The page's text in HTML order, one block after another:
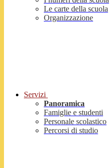
Le carte della scuola
Organizzazione
Servizi
Panoramica
Famiglie e studenti
Personale scolastico
Percorsi di studio